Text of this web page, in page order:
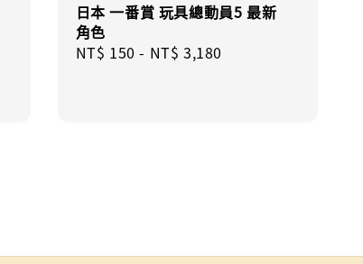
日本 一番賞 玩具總動員5 最新
角色
Regular
NT$ 150 - NT$ 3,180